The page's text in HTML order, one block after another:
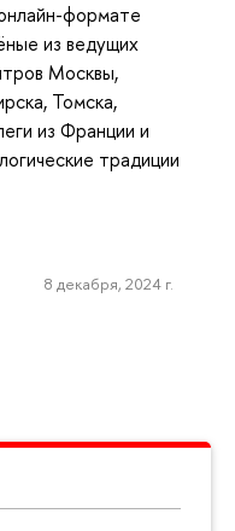
формате
из ведущих
Москвы,
Томска,
из Франции и
традиции
8 декабря, 2024 г.